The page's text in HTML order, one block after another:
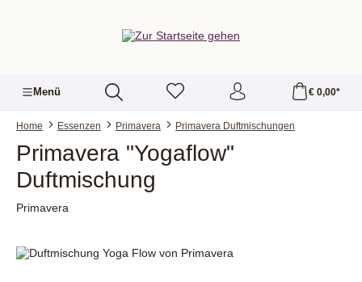
Menü € 0,00*
Home Essenzen Primavera Primavera Duftmischungen
Primavera "Yogaflow"
Duftmischung
Primavera
Bildergalerie überspringen